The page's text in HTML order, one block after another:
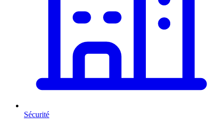
Sécurité